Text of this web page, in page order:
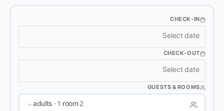
CHECK-IN
CHECK-OUT
GUESTS & ROOMS
2 adults · 1 room